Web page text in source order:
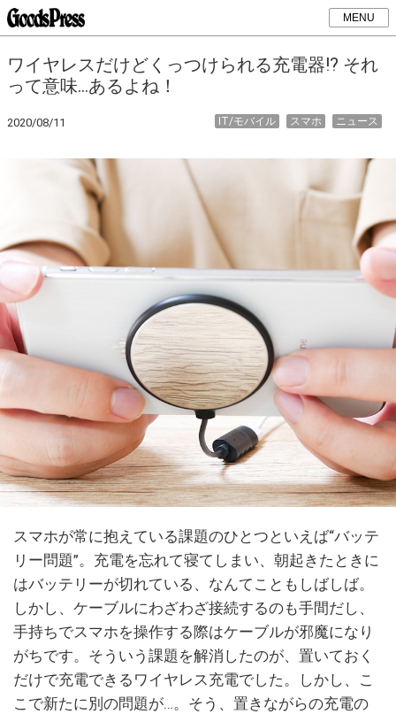
MENU
ワイヤレスだけどくっつけられる充電器!? それ
って意味…あるよね！
2020/08/11 ニュース
スマホ
IT/モバイル
スマホが常に抱えている課題のひとつといえば“バッテ
リー問題”。充電を忘れて寝てしまい、朝起きたときに
はバッテリーが切れている、なんてこともしばしば。
しかし、ケーブルにわざわざ接続するのも手間だし、
手持ちでスマホを操作する際はケーブルが邪魔になり
がちです。そういう課題を解消したのが、置いておく
だけで充電できるワイヤレス充電でした。しかし、こ
こで新たに別の問題が…。そう、置きながらの充電の